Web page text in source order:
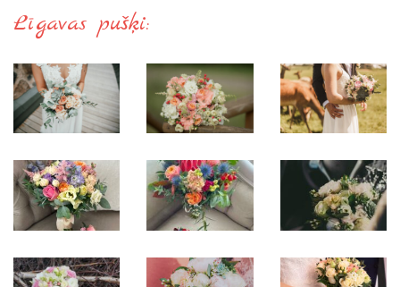
Līgavas pušķi: